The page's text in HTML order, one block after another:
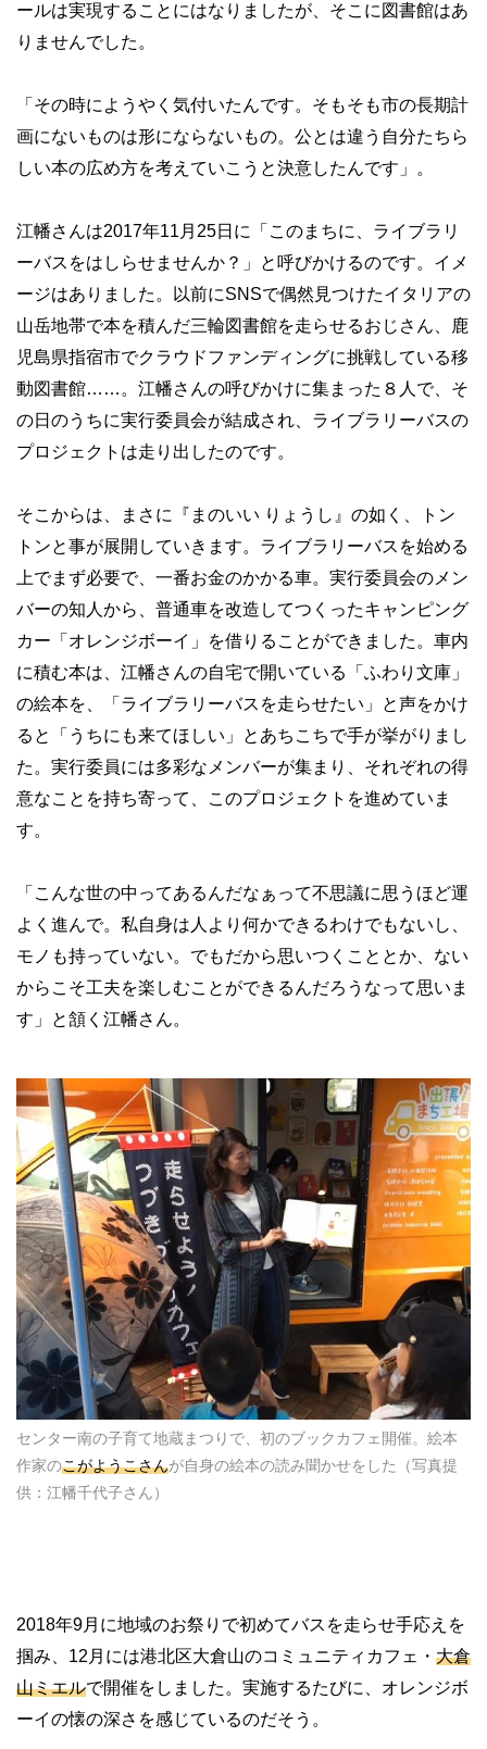
ールは実現することにはなりましたが、そこに図書館はあ
りませんでした。
「その時にようやく気付いたんです。そもそも市の長期計
画にないものは形にならないもの。公とは違う自分たちら
しい本の広め方を考えていこうと決意したんです」。
江幡さんは2017年11月25日に「このまちに、ライブラリ
ーバスをはしらせませんか？」と呼びかけるのです。イメ
ージはありました。以前にSNSで偶然見つけたイタリアの
山岳地帯で本を積んだ三輪図書館を走らせるおじさん、鹿
児島県指宿市でクラウドファンディングに挑戦している移
動図書館……。江幡さんの呼びかけに集まった８人で、そ
の日のうちに実行委員会が結成され、ライブラリーバスの
プロジェクトは走り出したのです。
そこからは、まさに『まのいい りょうし』の如く、トン
トンと事が展開していきます。ライブラリーバスを始める
上でまず必要で、一番お金のかかる車。実行委員会のメン
バーの知人から、普通車を改造してつくったキャンピング
カー「オレンジボーイ」を借りることができました。車内
に積む本は、江幡さんの自宅で開いている「ふわり文庫」
の絵本を、「ライブラリーバスを走らせたい」と声をかけ
ると「うちにも来てほしい」とあちこちで手が挙がりまし
た。実行委員には多彩なメンバーが集まり、それぞれの得
意なことを持ち寄って、このプロジェクトを進めていま
す。
「こんな世の中ってあるんだなぁって不思議に思うほど運
よく進んで。私自身は人より何かできるわけでもないし、
モノも持っていない。でもだから思いつくこととか、ない
からこそ工夫を楽しむことができるんだろうなって思いま
す」と頷く江幡さん。
センター南の子育て地蔵まつりで、初のブックカフェ開催。絵本
作家のこがようこさんが自身の絵本の読み聞かせをした（写真提
供：江幡千代子さん）
2018年9月に地域のお祭りで初めてバスを走らせ手応えを
掴み、12月には港北区大倉山のコミュニティカフェ・ 大倉
山ミエルで開催をしました。実施するたびに、オレンジボ
ーイの懐の深さを感じているのだそう。